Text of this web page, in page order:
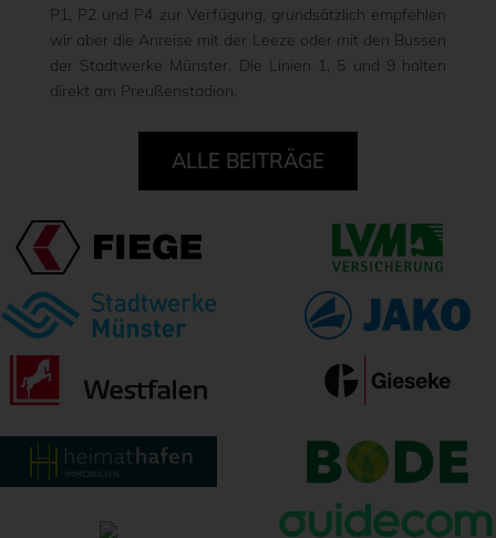
P1, P2 und P4 zur Verfügung, grundsätzlich empfehlen
wir aber die Anreise mit der Leeze oder mit den Bussen
der Stadtwerke Münster. Die Linien 1, 5 und 9 halten
direkt am Preußenstadion.
ALLE BEITRÄGE